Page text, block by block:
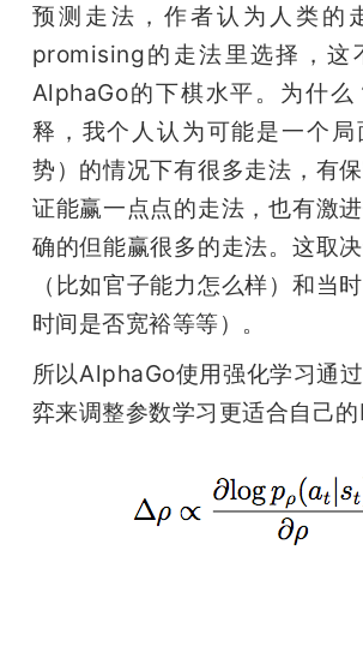
预测走法，作者认为人类的
promising的走法里选择，这
AlphaGo的下棋水平。为什么
释，我个人认为可能是一个
势）的情况下有很多走法，有
证能赢一点点的走法，也有激
确的但能赢很多的走法。这取
（比如官子能力怎么样）和当
时间是否宽裕等等）。
所以AlphaGo使用强化学习通
弈来调整参数学习更适合自己的